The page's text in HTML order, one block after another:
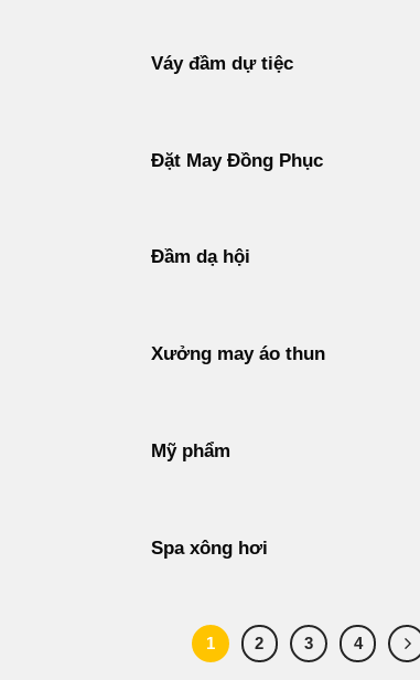
Váy đầm dự tiệc
Đặt May Đồng Phục
Đầm dạ hội
Xưởng may áo thun
Mỹ phẩm
Spa xông hơi
1 2 3 4